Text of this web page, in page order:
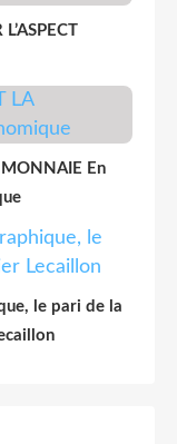
En
le pari de la